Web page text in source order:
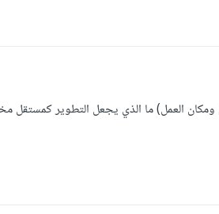
العمل) ما الذي يجعل التطوير كمستقل